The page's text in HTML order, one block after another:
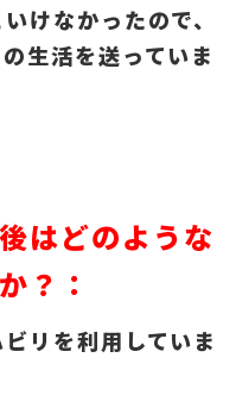
けなかったので、
生活を送っていま
はどのような
？：
リを利用していま